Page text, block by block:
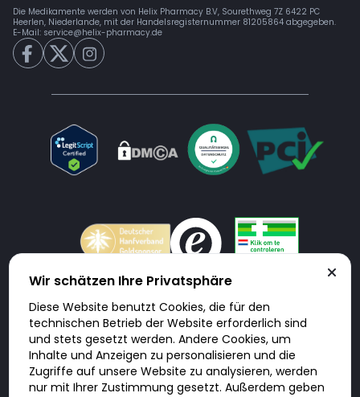
Die Medikamente werden von Helix Pharmacy B.V, Sourethweg 7Z 6422 PC
Heerlen, Niederlande, mit der Handelsregisternummer 81205864 abgegeben.
E-Mail: service@helix-pharmacy.de
Doktorabc.com ist eine Vermittlungsplattform. Doktorabc ist ausdrücklich
keine Internetapotheke. Doktorabc bietet keine Medikamente oder
sonstige Produkte an oder liefert diese. Jegliche Informationen zu
Produkten, Medikamenten und Preisen auf der Internetseite beinhalten
kein Angebot von Doktorabc an Sie. Für die Einhaltung der in Ihrem Land
geltenden Gesetze und sonstigen Rechtsvorschriften sind Sie als Nutzer
selbst verantwortlich. Die Nutzung unseres Services auf Doktorabc durch
Sie erfolgt auf eigenes Risiko und in eigener Verantwortung. Sie erklären,
Wir schätzen Ihre Privatsphäre
Diese Website benutzt Cookies, die für den
technischen Betrieb der Website erforderlich sind
und stets gesetzt werden. Andere Cookies, um
Inhalte und Anzeigen zu personalisieren und die
Zugriffe auf unsere Website zu analysieren, werden
nur mit Ihrer Zustimmung gesetzt. Außerdem geben